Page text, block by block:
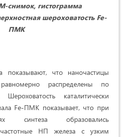
снимок, гистограмма
шероховатость Fe-
ПМК
показывают, что наночастицы
распределены по
каталитически
Fe-ПМК показывает, что при
синтеза образовались
НП железа с узким